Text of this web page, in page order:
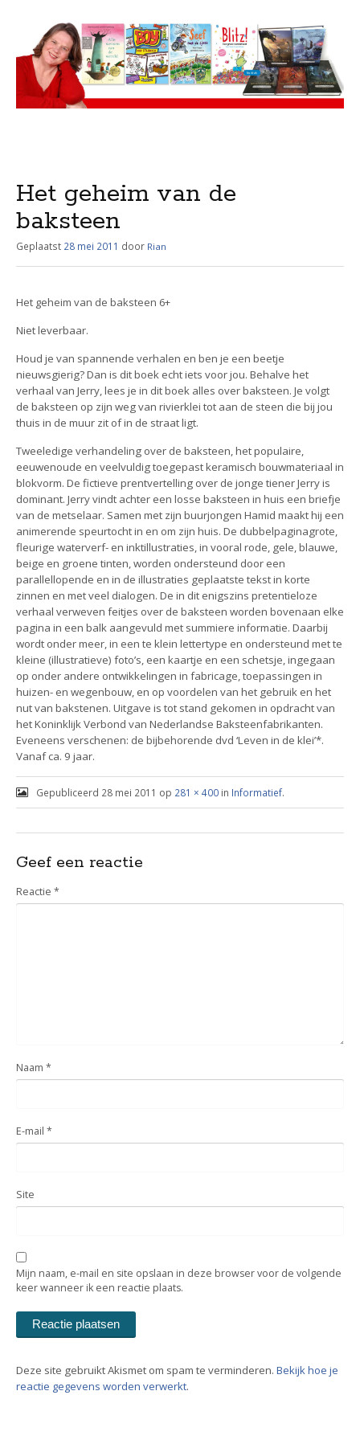
Het geheim van de
baksteen
Geplaatst 28 mei 2011 door Rian
Het geheim van de baksteen 6+
Niet leverbaar.
Houd je van spannende verhalen en ben je een beetje
nieuwsgierig? Dan is dit boek echt iets voor jou. Behalve het
verhaal van Jerry, lees je in dit boek alles over baksteen. Je volgt
de baksteen op zijn weg van rivierklei tot aan de steen die bij jou
thuis in de muur zit of in de straat ligt.
Tweeledige verhandeling over de baksteen, het populaire,
eeuwenoude en veelvuldig toegepast keramisch bouwmateriaal in
blokvorm. De fictieve prentvertelling over de jonge tiener Jerry is
dominant. Jerry vindt achter een losse baksteen in huis een briefje
van de metselaar. Samen met zijn buurjongen Hamid maakt hij een
animerende speurtocht in en om zijn huis. De dubbelpaginagrote,
fleurige waterverf- en inktillustraties, in vooral rode, gele, blauwe,
beige en groene tinten, worden ondersteund door een
parallellopende en in de illustraties geplaatste tekst in korte
zinnen en met veel dialogen. De in dit enigszins pretentieloze
verhaal verweven feitjes over de baksteen worden bovenaan elke
pagina in een balk aangevuld met summiere informatie. Daarbij
wordt onder meer, in een te klein lettertype en ondersteund met te
kleine (illustratieve) foto’s, een kaartje en een schetsje, ingegaan
op onder andere ontwikkelingen in fabricage, toepassingen in
huizen- en wegenbouw, en op voordelen van het gebruik en het
nut van bakstenen. Uitgave is tot stand gekomen in opdracht van
het Koninklijk Verbond van Nederlandse Baksteenfabrikanten.
Eveneens verschenen: de bijbehorende dvd ‘Leven in de klei’*.
Vanaf ca. 9 jaar.
Gepubliceerd 28 mei 2011 op 281 × 400in Informatief.
Geef een reactie
Reactie *
Naam *
E-mail *
Site
Mijn naam, e-mail en site opslaan in deze browser voor de volgende
keer wanneer ik een reactie plaats.
Deze site gebruikt Akismet om spam te verminderen. Bekijk hoe je
reactie gegevens worden verwerkt.